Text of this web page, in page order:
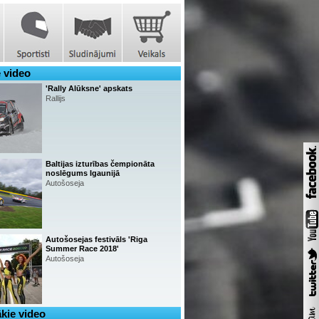
video
'Rally Alūksne' apskats
Rallijs
Baltijas izturības čempionāta
noslēgums Igaunijā
Autošoseja
Autošosejas festivāls 'Riga
Summer Race 2018'
Autošoseja
video